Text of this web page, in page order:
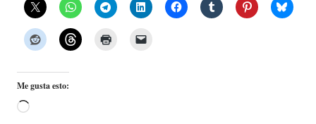
Me gusta esto:
Cargando...